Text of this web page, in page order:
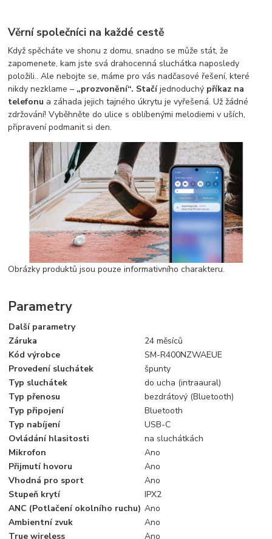
Věrní společníci na každé cestě
Když spěcháte ve shonu z domu, snadno se může stát, že
zapomenete, kam jste svá drahocenná sluchátka naposledy
položili.. Ale nebojte se, máme pro vás nadčasové řešení, které
nikdy nezklame – „prozvonění“. Stačíjednoduchý příkaz na
telefonu a záhada jejich tajného úkrytu je vyřešená. Už žádné
zdržování! Vyběhněte do ulice s oblíbenými melodiemi v uších,
připravení podmanit si den.
Obrázky produktů jsou pouze informativního charakteru.
Parametry
Další parametry
Záruka
24 měsíců
Kód výrobce
SM-R400NZWAEUE
Provedení sluchátek
špunty
Typ sluchátek
do ucha (intraaural)
Typ přenosu
bezdrátový (Bluetooth)
Typ připojení
Bluetooth
Typ nabíjení
USB-C
Ovládání hlasitosti
na sluchátkách
Mikrofon
Ano
Přijmutí hovoru
Ano
Vhodná pro sport
Ano
Stupeň krytí
IPX2
ANC (Potlačení okolního ruchu) Ano
Ambientní zvuk
Ano
True wireless
Ano